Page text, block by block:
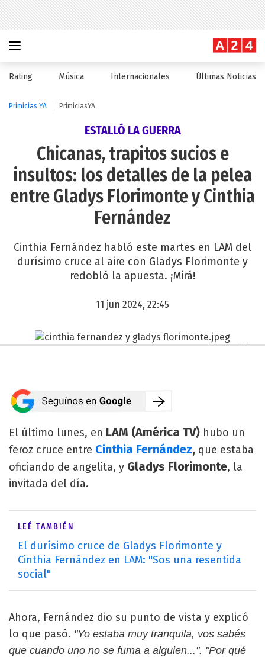
Rating Música Internacionales Últimas Noticias
Primicias YA PrimiciasYA
ESTALLÓ LA GUERRA
Chicanas, trapitos sucios e
insultos: los detalles de la pelea
entre Gladys Florimonte y Cinthia
Fernández
Cinthia Fernández habló este martes en LAM del
durísimo cruce al aire con Gladys Florimonte y
redobló la apuesta. ¡Mirá!
11 jun 2024, 22:45
El último lunes, en LAM (América TV) hubo un
feroz cruce entre Cinthia Fernández, que estaba
oficiando de angelita, y Gladys Florimonte, la
invitada del día.
LEÉ TAMBIÉN
El durísimo cruce de Gladys Florimonte y
Cinthia Fernández en LAM: "Sos una resentida
social"
Ahora, Fernández dio su punto de vista y explicó
lo que pasó. "Yo estaba muy tranquila, vos sabés
que cuando uno no se fuma a alguien...". "Por qué